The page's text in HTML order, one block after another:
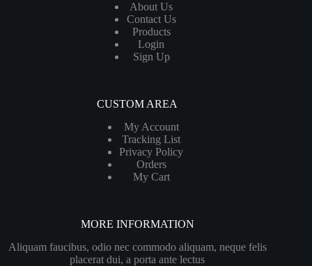
About Us
Contact Us
Products
Login
Sign Up
CUSTOM AREA
My Account
Tracking List
Privacy Policy
Orders
My Cart
MORE INFORMATION
Aliquam faucibus, odio nec commodo aliquam, neque felis
placerat dui, a porta ante lectus